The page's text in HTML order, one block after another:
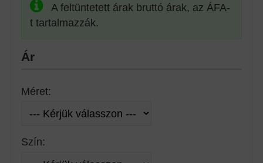
A feltüntetett árak bruttó árak, az ÁFA-
t tartalmazzák.
Ár
Méret:
Szín: